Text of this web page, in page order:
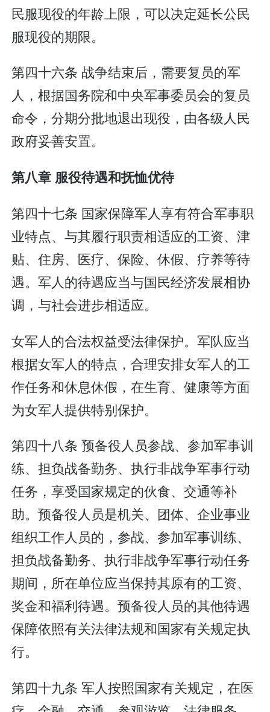
民服现役的年龄上限，可以决定延长公民
服现役的期限。
第四十六条 战争结束后，需要复员的军
人，根据国务院和中央军事委员会的复员
命令，分期分批地退出现役，由各级人民
政府妥善安置。
第八章 服役待遇和抚恤优待
第四十七条 国家保障军人享有符合军事职
业特点、与其履行职责相适应的工资、津
贴、住房、医疗、保险、休假、疗养等待
遇。军人的待遇应当与国民经济发展相协
调，与社会进步相适应。
女军人的合法权益受法律保护。军队应当
根据女军人的特点，合理安排女军人的工
作任务和休息休假，在生育、健康等方面
为女军人提供特别保护。
第四十八条 预备役人员参战、参加军事训
练、担负战备勤务、执行非战争军事行动
任务，享受国家规定的伙食、交通等补
助。预备役人员是机关、团体、企业事业
组织工作人员的，参战、参加军事训练、
担负战备勤务、执行非战争军事行动任务
期间，所在单位应当保持其原有的工资、
奖金和福利待遇。预备役人员的其他待遇
保障依照有关法律法规和国家有关规定执
行。
第四十九条 军人按照国家有关规定，在医